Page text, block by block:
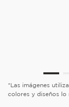
*Las imágenes
colores y diseños lo